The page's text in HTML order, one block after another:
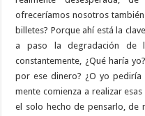
ofreceríamos nosotros
billetes? Porque ahí está la
a paso la degradación de
constantemente, ¿Qué haría
por ese dinero? ¿O yo pediría
mente comienza a realizar
el solo hecho de pensarlo, de